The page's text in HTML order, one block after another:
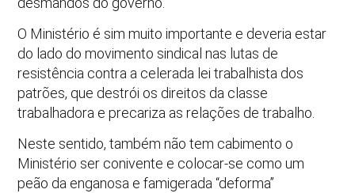
O Ministério é sim muito importante e deveria estar
do lado do movimento sindical nas lutas de
resistência contra a celerada lei trabalhista dos
patrões, que destrói os direitos da classe
trabalhadora e precariza as relações de trabalho.
Neste sentido, também não tem cabimento o
Ministério ser conivente e colocar-se como um
peão da enganosa e famigerada “deforma”